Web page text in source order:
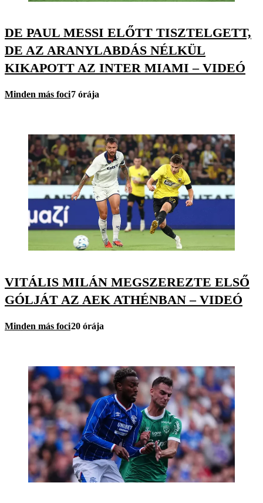
DE PAUL MESSI ELŐTT TISZTELGETT,
DE AZ ARANYLABDÁS NÉLKÜL
KIKAPOTT AZ INTER MIAMI – VIDEÓ
Minden más foci7 órája
VITÁLIS MILÁN MEGSZEREZTE ELSŐ
GÓLJÁT AZ AEK ATHÉNBAN – VIDEÓ
Minden más foci20 órája